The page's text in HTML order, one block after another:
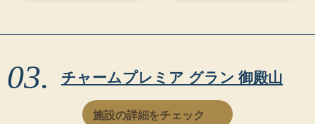
チャームプレミア グラン 御殿山
施設の詳細をチェック